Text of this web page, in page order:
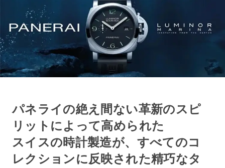
パネライの絶え間ない革新のスピ
リットによって高められた
スイスの時計製造が、すべてのコ
レクションに反映された精巧なタ